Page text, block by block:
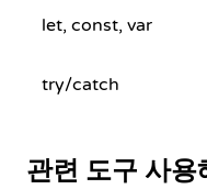
let, const, var
try/catch
관련 도구 사용